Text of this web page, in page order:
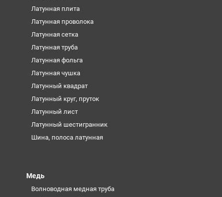
Латунная плита
Латунная проволока
Латунная сетка
Латунная труба
Латунная фольга
Латунная чушка
Латунный квадрат
Латунный круг, пруток
Латунный лист
Латунный шестигранник
Шина, полоса латунная
Медь
Волноводная медная труба